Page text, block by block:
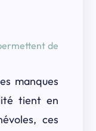
de
manques
tient en
ces